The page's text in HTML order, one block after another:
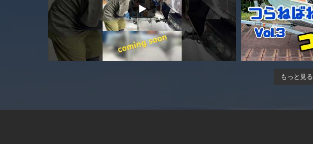
もっと見る